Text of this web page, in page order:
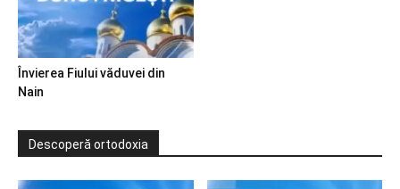
Învierea Fiului văduvei din
Nain
Descoperă ortodoxia